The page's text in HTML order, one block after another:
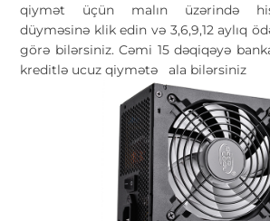
qiymət üçün malın üzərində
düyməsinə klik edin və 3,6,9,12 aylıq
görə bilərsiniz. Cəmi 15 dəqiqəyə
kreditlə ucuz qiymətə
ala bilərsiniz